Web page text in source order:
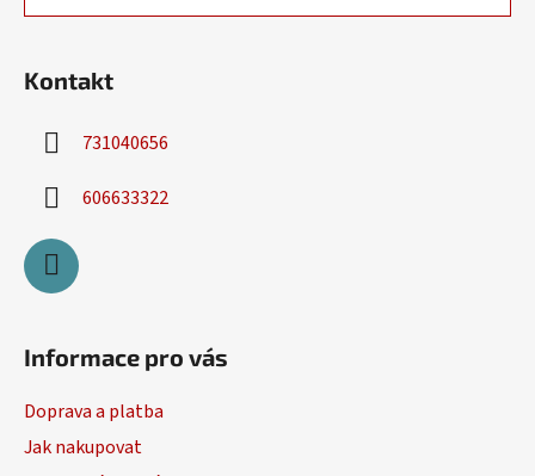
Kontakt
731040656
606633322
Informace pro vás
Doprava a platba
Jak nakupovat